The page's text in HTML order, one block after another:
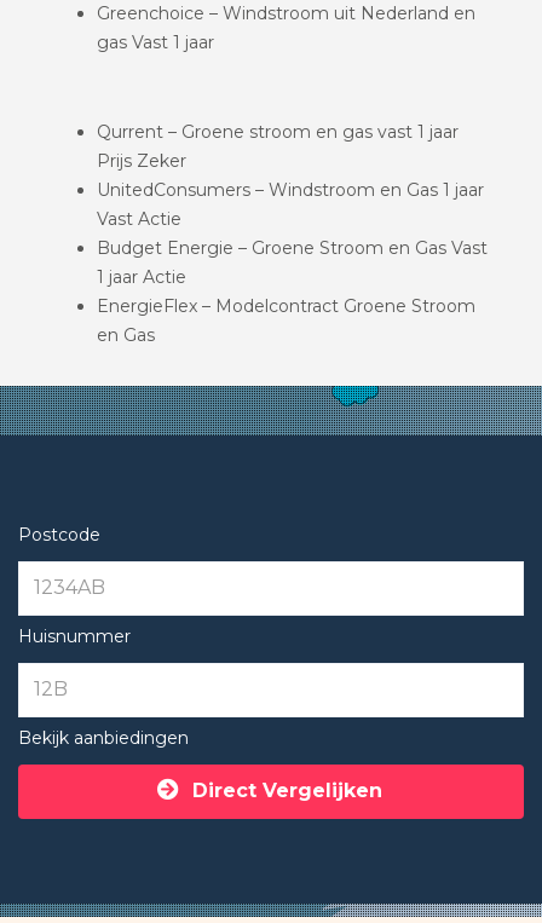
Greenchoice – Windstroom uit Nederland en
gas Vast 1 jaar
Qurrent – Groene stroom en gas vast 1 jaar
Prijs Zeker
UnitedConsumers – Windstroom en Gas 1 jaar
Vast Actie
Budget Energie – Groene Stroom en Gas Vast
1 jaar Actie
EnergieFlex – Modelcontract Groene Stroom
en Gas
Postcode
Huisnummer
Bekijk aanbiedingen
Direct Vergelijken